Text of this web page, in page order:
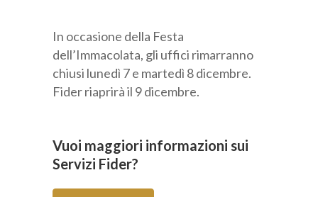
In occasione della Festa
dell’Immacolata, gli uffici rimarranno
chiusi lunedì 7 e martedì 8 dicembre.
Fider riaprirà il 9 dicembre.
Vuoi maggiori informazioni sui
Servizi Fider?